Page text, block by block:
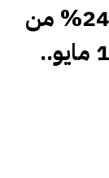
‏خالد بن كلبان: نتوقع طرح 24% من
مجمع دبي للاستثمار قبل 15 مايو..